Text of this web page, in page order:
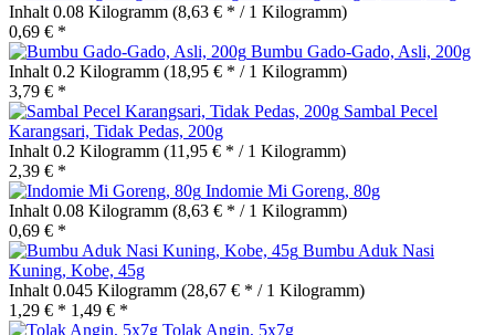
Inhalt 0.08 Kilogramm (8,63 € * / 1 Kilogramm)
0,69 € *
Bumbu Gado-Gado, Asli, 200g
Inhalt 0.2 Kilogramm (18,95 € * / 1 Kilogramm)
3,79 € *
Sambal Pecel
Karangsari, Tidak Pedas, 200g
Inhalt 0.2 Kilogramm (11,95 € * / 1 Kilogramm)
2,39 € *
Indomie Mi Goreng, 80g
Inhalt 0.08 Kilogramm (8,63 € * / 1 Kilogramm)
0,69 € *
Bumbu Aduk Nasi
Kuning, Kobe, 45g
Inhalt 0.045 Kilogramm (28,67 € * / 1 Kilogramm)
1,29 € * 1,49 € *
Tolak Angin, 5x7g